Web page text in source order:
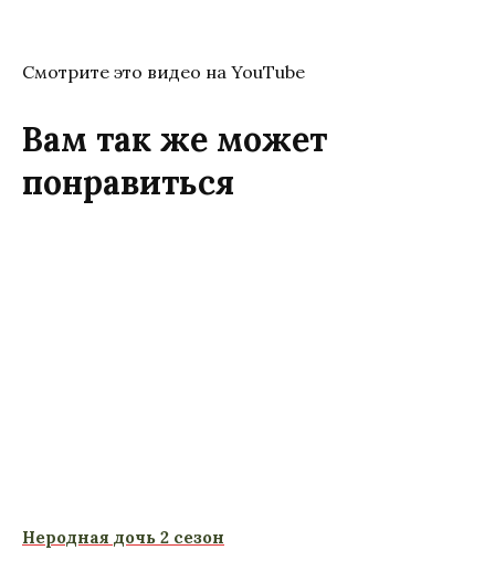
Смотрите это видео на YouTube
Вам так же может
понравиться
Неродная дочь 2 сезон